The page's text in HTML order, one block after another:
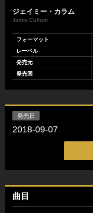
ジェイミー・カラム
Jamie Cullum
フォーマット
レーベル
発売元
発売国
発売日
2018-09-07
曲目